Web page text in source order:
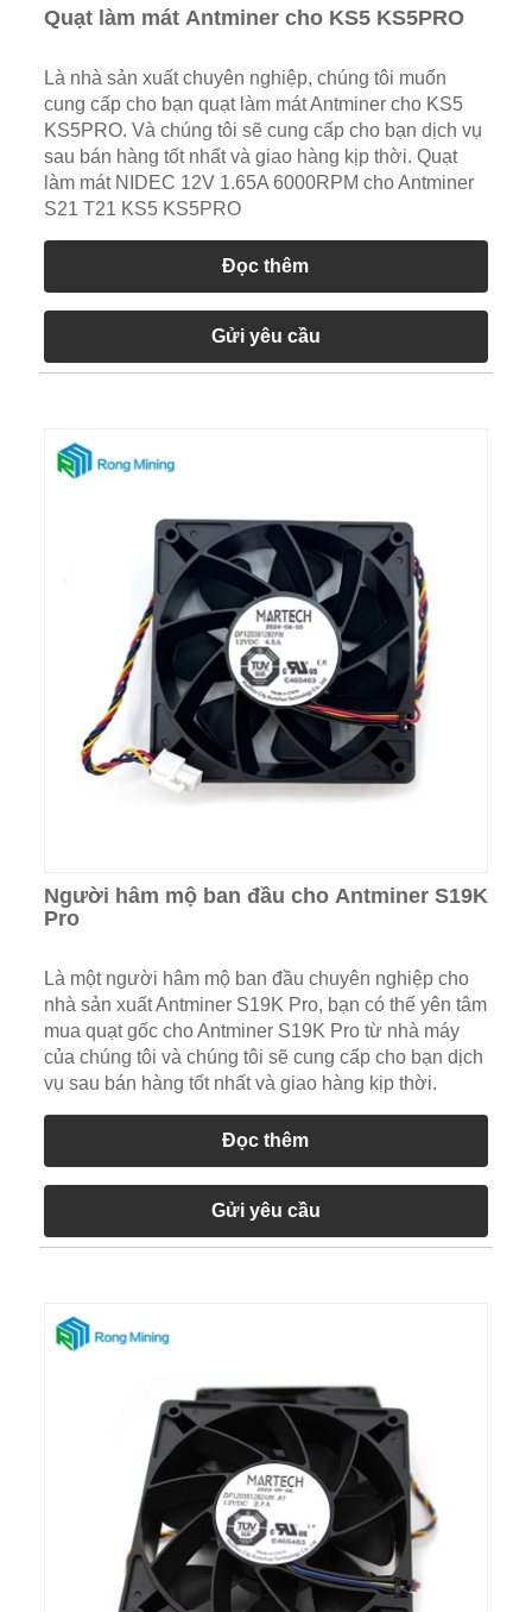
Quạt làm mát Antminer cho KS5 KS5PRO
Là nhà sản xuất chuyên nghiệp, chúng tôi muốn
cung cấp cho bạn quạt làm mát Antminer cho KS5
KS5PRO. Và chúng tôi sẽ cung cấp cho bạn dịch vụ
sau bán hàng tốt nhất và giao hàng kịp thời. Quạt
làm mát NIDEC 12V 1.65A 6000RPM cho Antminer
S21 T21 KS5 KS5PRO
Đọc thêm
Gửi yêu cầu
Người hâm mộ ban đầu cho Antminer S19K
Pro
Là một người hâm mộ ban đầu chuyên nghiệp cho
nhà sản xuất Antminer S19K Pro, bạn có thể yên tâm
mua quạt gốc cho Antminer S19K Pro từ nhà máy
của chúng tôi và chúng tôi sẽ cung cấp cho bạn dịch
vụ sau bán hàng tốt nhất và giao hàng kịp thời.
Đọc thêm
Gửi yêu cầu